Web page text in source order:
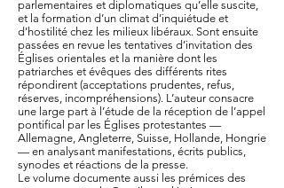
parlementaires et diplomatiques qu’elle suscite,
et la formation d’un climat d’inquiétude et
d’hostilité chez les milieux libéraux. Sont ensuite
passées en revue les tentatives d’invitation des
Églises orientales et la manière dont les
patriarches et évêques des différents rites
répondirent (acceptations prudentes, refus,
réserves, incompréhensions). L’auteur consacre
une large part à l’étude de la réception de l’appel
pontifical par les Églises protestantes —
Allemagne, Angleterre, Suisse, Hollande, Hongrie
— en analysant manifestations, écrits publics,
synodes et réactions de la presse.
Le volume documente aussi les prémices des